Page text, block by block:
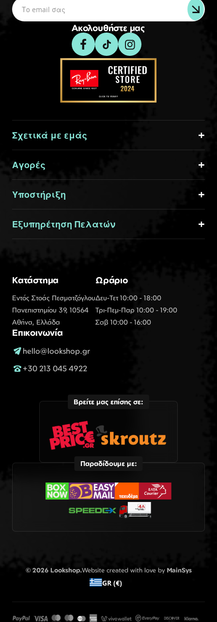
Ακολουθήστε μας
Σχετικά με εμάς
Αγορές
Υποστήριξη
Εξυπηρέτηση Πελατών
Κατάστημα
Εντός Στοάς Πεσματζόγλου
Πανεπιστημίου 39, 10564
Αθήνα, Ελλάδα
Ωράριο
Δευ-Τετ 10:00 - 18:00
Τρι-Πεμ-Παρ 10:00 - 19:00
Σαβ 10:00 - 16:00
Επικοινωνία
hello@lookshop.gr
+30 213 045 4922
Βρείτε μας επίσης σε:
Παραδίδουμε με:
© 2026 Lookshop.Website created with love by MainSys
GR (€)